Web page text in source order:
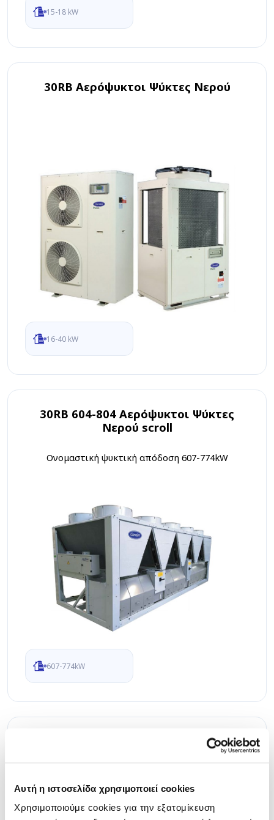
Αυτή η ιστοσελίδα χρησιμοποιεί cookies
Χρησιμοποιούμε cookies για την εξατομίκευση
15-18 kW
30RB Αερόψυκτοι Ψύκτες Νερού
16-40 kW
30RB 604-804 Αερόψυκτοι Ψύκτες
Νερού scroll
Ονομαστική ψυκτική απόδοση 607-774kW
607-774kW
30XA/V-ZE Αερόψυκτοι Ψύκτες Νερού
Ονομαστική ψυκτική απόδοση 300-1.100kW